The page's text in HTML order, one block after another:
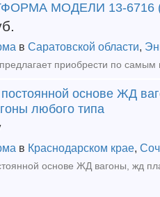
МОДЕЛИ 13-6716
в Саратовской области,
основе ЖД
любого типа
в Краснодарском крае,